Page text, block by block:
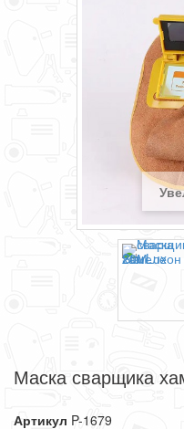
Маска сварщика
Артикул P-1679